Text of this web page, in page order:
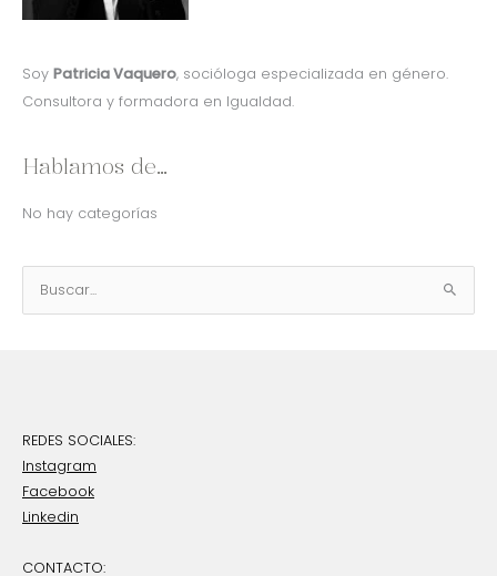
Soy Patricia Vaquero, socióloga especializada en género.
Consultora y formadora en Igualdad.
Hablamos de…
No hay categorías
u
r
p
o
r
REDES SOCIALES:
Instagram
Facebook
Linkedin
CONTACTO: